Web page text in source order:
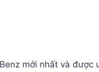
mới nhất và được